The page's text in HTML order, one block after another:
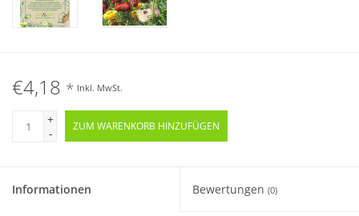
€4,18 * Inkl. MwSt.
+
-
ZUM WARENKORB HINZUFÜGEN
Informationen Bewertungen (0)